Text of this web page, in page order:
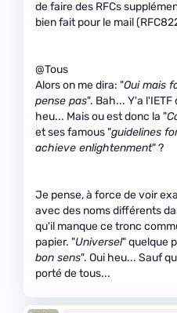
de faire des RFCs
bien fait pour le mail
@Tous
Alors on me dira: "Oui mais
pense pas". Bah... Y'a
heu... Mais ou est donc la "
et ses famous "guidelines
achieve enlightenment" ?
Je pense, à force de voir
avec des noms différents
qu'il manque ce tronc
papier. "Universel" quelque
bon sens". Oui heu... Sauf
porté de tous...